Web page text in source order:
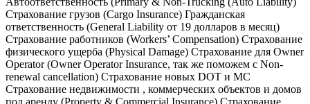
Страхование грузов (Cargo Insurance) Гражданская
ответственность (General Liability от 19 долларов в месяц)
Страхование работников (Workers’ Compensation) Страхование
физического ущерба (Physical Damage) Страхование для Owner
Operator (Owner Operator Insurance, так же поможем с Non-
renewal cancellation) Страхование новых DOT и MC
Страхование недвижимости , коммерческих объектов и домов
под аренду (Property & Commercial Insurance) Страхование